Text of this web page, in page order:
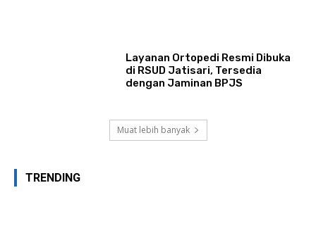
Layanan Ortopedi Resmi Dibuka
di RSUD Jatisari, Tersedia
dengan Jaminan BPJS
Muat lebih banyak
TRENDING